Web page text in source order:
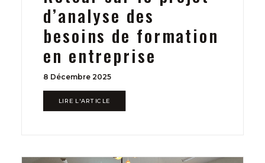
d’analyse des
besoins de formation
en entreprise
8 Décembre 2025
LIRE L'ARTICLE